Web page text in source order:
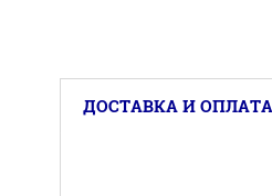
ДОСТАВКА И ОПЛАТА